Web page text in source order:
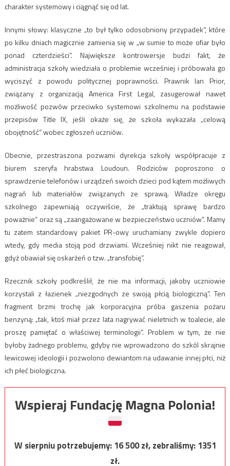
charakter systemowy i ciągnąć się od lat.
Innymi słowy: klasyczne „to był tylko odosobniony przypadek”, które
po kilku dniach magicznie zamienia się w „w sumie to może ofiar było
ponad czterdzieści”. Największe kontrowersje budzi fakt, że
administracja szkoły wiedziała o problemie wcześniej i próbowała go
wyciszyć z powodu politycznej poprawności. Prawnik Ian Prior,
związany z organizacją America First Legal, zasugerował nawet
możliwość pozwów przeciwko systemowi szkolnemu na podstawie
przepisów Title IX, jeśli okaże się, że szkoła wykazała „celową
obojętność” wobec zgłoszeń uczniów.
Obecnie, przestraszona pozwami dyrekcja szkoły współpracuje z
biurem szeryfa hrabstwa Loudoun. Rodziców poproszono o
sprawdzenie telefonów i urządzeń swoich dzieci pod kątem możliwych
nagrań lub materiałów związanych ze sprawą. Władze okręgu
szkolnego zapewniają oczywiście, że „traktują sprawę bardzo
poważnie” oraz są „zaangażowane w bezpieczeństwo uczniów”. Mamy
tu zatem standardowy pakiet PR-owy uruchamiany zwykle dopiero
wtedy, gdy media stoją pod drzwiami. Wcześniej nikt nie reagował,
gdyż obawiał się oskarżeń o tzw. „transfobię”.
Rzecznik szkoły podkreślił, że nie ma informacji, jakoby uczniowie
korzystali z łazienek „niezgodnych ze swoją płcią biologiczną”. Ten
fragment brzmi trochę jak korporacyjna próba gaszenia pożaru
benzyną: „tak, ktoś miał przez lata nagrywać nieletnich w toalecie, ale
proszę pamiętać o właściwej terminologii”. Problem w tym, że nie
byłoby żadnego problemu, gdyby nie wprowadzono do szkól skrajnie
lewicowej ideologii i pozwolono dewiantom na udawanie innej płci, niż
ich płeć biologiczna.
Wspieraj Fundację Magna Polonia!
W sierpniu potrzebujemy:16 500zł, zebraliśmy:1351
zł.